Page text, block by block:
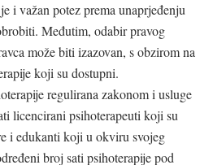
i važan potez prema unaprjeđenju
Međutim, odabir pravog
može biti izazovan, s obzirom na
koji su dostupni.
regulirana zakonom i usluge
licencirani psihoterapeuti koji su
i edukanti koji u okviru svojeg
broj sati psihoterapije pod